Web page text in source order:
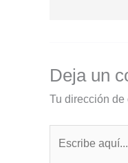
Deja un
Tu dirección de